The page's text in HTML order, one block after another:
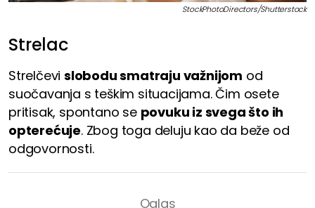
StockPhotoDirectors/Shutterstock
Strelac
Strelčevi slobodu smatraju važnijom od
suočavanja s teškim situacijama. Čim osete
pritisak, spontano se povuku iz svega što ih
opterećuje. Zbog toga deluju kao da beže od
odgovornosti.